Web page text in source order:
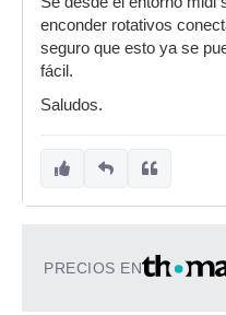
enconder rotativos
seguro que esto ya se
fácil.
Saludos.
PRECIOS EN